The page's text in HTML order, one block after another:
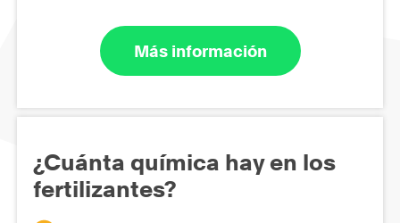
Más información
¿Cuánta química hay en los
fertilizantes?